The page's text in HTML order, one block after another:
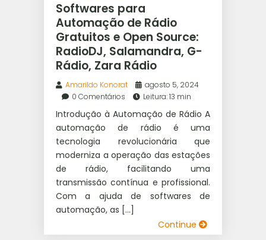
Softwares para
Automação de Rádio
Gratuitos e Open Source:
RadioDJ, Salamandra, G-
Rádio, Zara Rádio
Amarildo Konorat
agosto 5, 2024
0 Comentários
Leitura: 13 min
Introdução à Automação de Rádio A
automação de rádio é uma
tecnologia revolucionária que
moderniza a operação das estações
de rádio, facilitando uma
transmissão contínua e profissional.
Com a ajuda de softwares de
automação, as […]
Continue